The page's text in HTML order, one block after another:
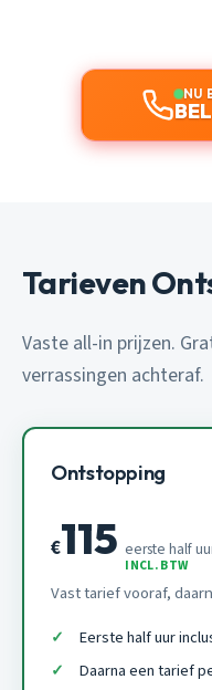
NU
Tarieven
Vaste all-in prijzen.
verrassingen achteraf.
Ontstopping
€115 eerste half
INCL. BTW
Vast tarief vooraf,
Eerste half uur
Daarna een tarief